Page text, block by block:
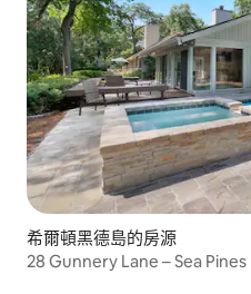
希爾頓黑德島的房源
28 Gunnery Lane – Sea